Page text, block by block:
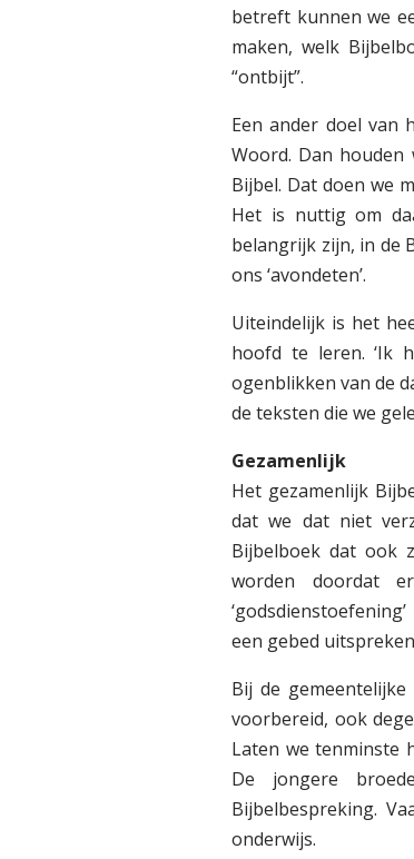
betreft kunnen we
maken, welk
“ontbijt”.
Een ander doel van
Woord. Dan
Bijbel. Dat doen we
Het is nuttig om
belangrijk zijn, in de
ons ‘avondeten’.
Uiteindelijk is het
hoofd te leren. ‘Ik
ogenblikken van de
de teksten die we
Gezamenlijk
Het gezamenlijk
dat we dat niet
Bijbelboek dat ook
worden doordat
een gebed
Bij de
voorbereid, ook
Laten we tenminste
De jongere
Bijbelbespreking.
onderwijs.